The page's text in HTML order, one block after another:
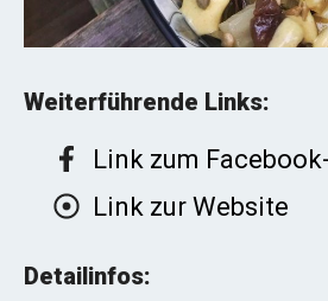
Weiterführende Links:
Link zum
Link zur Website
Detailinfos: